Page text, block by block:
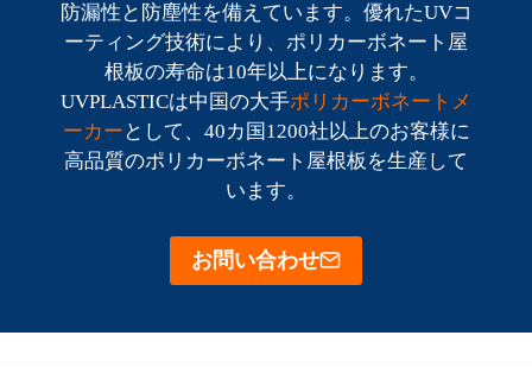
防漏性と防塵性を備えています。優れたUVコ
ーティング技術により、ポリカーボネート屋
根板の寿命は10年以上になります。
UVPLASTICは中国の大手ポリカーボネートメ
ーカー として、40カ国1200社以上のお客様に
高品質のポリカーボネート屋根板を生産して
います。
お問い合わせ